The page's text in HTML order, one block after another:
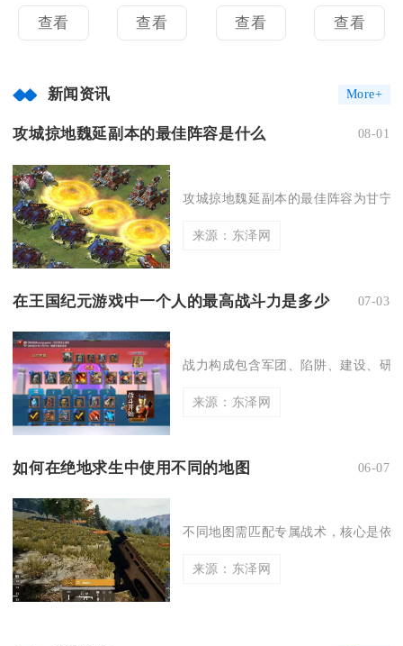
查看 查看 查看 查看
新闻资讯 More+
攻城掠地魏延副本的最佳阵容是什么 08-01
攻城掠地魏延副本的最佳阵容为甘宁
来源：东泽网
在王国纪元游戏中一个人的最高战斗力是多少 07-03
战力构成包含军团、陷阱、建设、研
来源：东泽网
如何在绝地求生中使用不同的地图 06-07
不同地图需匹配专属战术，核心是依
来源：东泽网